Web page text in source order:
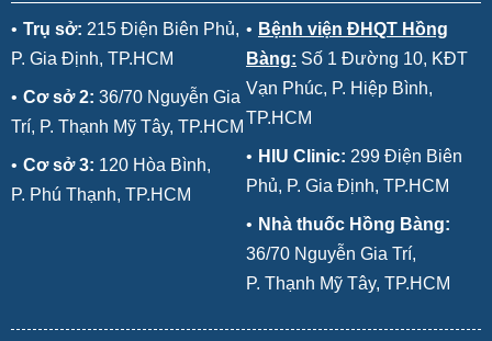
• Trụ sở: 215 Điện Biên Phủ,
P. Gia Định, TP.HCM
• Cơ sở 2: 36/70 Nguyễn Gia
Trí, P. Thạnh Mỹ Tây, TP.HCM
• Cơ sở 3: 120 Hòa Bình,
P. Phú Thạnh, TP.HCM
• Bệnh viện ĐHQT Hồng
Bàng: Số 1 Đường 10, KĐT
Vạn Phúc, P. Hiệp Bình,
TP.HCM
• HIU Clinic: 299 Điện Biên
Phủ, P. Gia Định, TP.HCM
• Nhà thuốc Hồng Bàng:
36/70 Nguyễn Gia Trí,
P. Thạnh Mỹ Tây, TP.HCM